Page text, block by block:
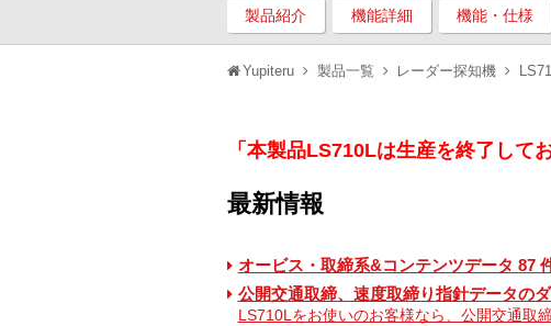
製品紹介 機能詳細 機能・仕様
Yupiteru 製品一覧 レーダー探知機
「本製品LS710Lは生産を終了して
最新情報
オービス・取締系&コンテンツデータ 87
公開交通取締、速度取締り指針データの
LS710Lをお使いのお客様なら、公開交通取